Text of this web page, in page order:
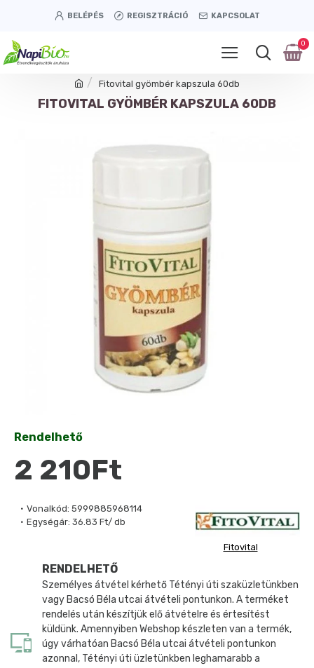
BELÉPÉS REGISZTRÁCIÓ KAPCSOLAT
0
Fitovital gyömbér kapszula 60db
FITOVITAL GYÖMBÉR KAPSZULA 60DB
Vonalkód: 5999885968114
Egységár: 36.83 Ft/ db
Fitovital
Rendelhető
2 210Ft
RENDELHETŐ
Személyes átvétel kérhető Tétényi úti szaküzletünkben
vagy Bacsó Béla utcai átvételi pontunkon. A terméket
rendelés után készítjük elő átvételre és értesítést
küldünk. Amennyiben Webshop készleten van a termék,
úgy várhatóan Bacsó Béla utcai átvételi pontunkon
azonnal, Tétényi úti üzletünkben leghamarabb a